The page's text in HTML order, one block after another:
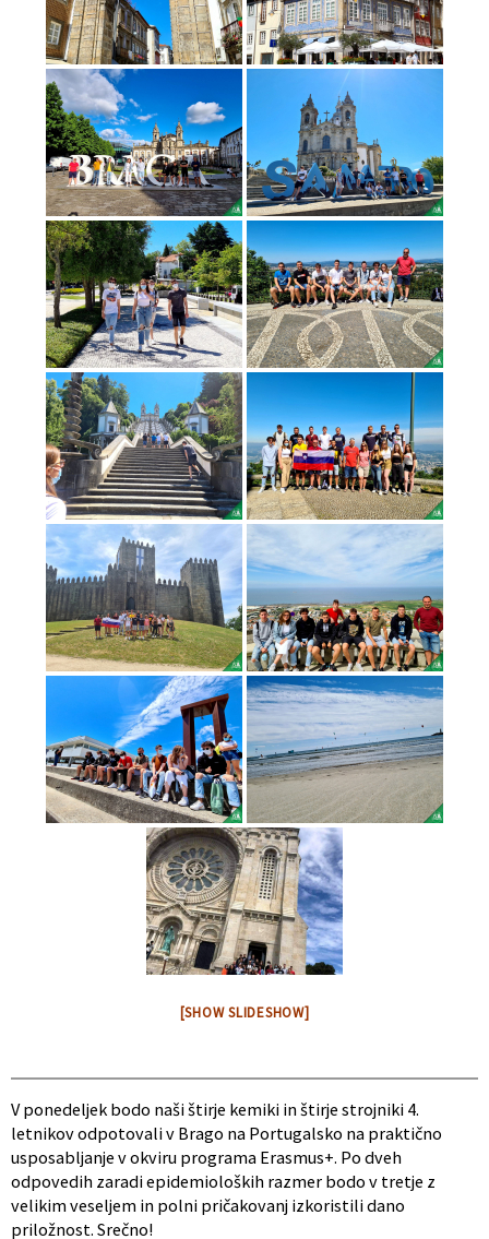
[SHOW SLIDESHOW]
V ponedeljek bodo naši štirje kemiki in štirje strojniki 4.
letnikov odpotovali v Brago na Portugalsko na praktično
usposabljanje v okviru programa Erasmus+. Po dveh
odpovedih zaradi epidemioloških razmer bodo v tretje z
velikim veseljem in polni pričakovanj izkoristili dano
priložnost. Srečno!